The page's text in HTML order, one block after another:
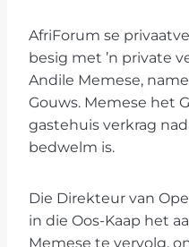
AfriForum se
besig met ’n private
Andile Memese,
Gouws. Memese het
gastehuis verkrag
bedwelm is.
Die Direkteur van
in die Oos-Kaap het
Memese te vervolg,